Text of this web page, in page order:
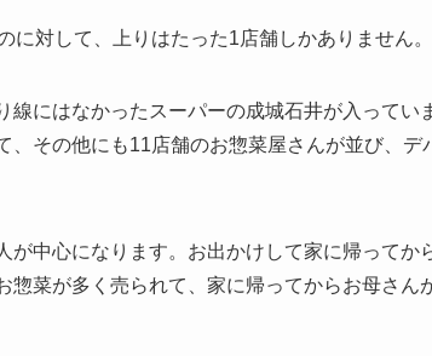
に対して、上りはたった1店舗しかありません。
線にはなかったスーパーの成城石井が入ってい
、その他にも11店舗のお惣菜屋さんが並び、デ
が中心になります。お出かけして家に帰ってか
惣菜が多く売られて、家に帰ってからお母さん